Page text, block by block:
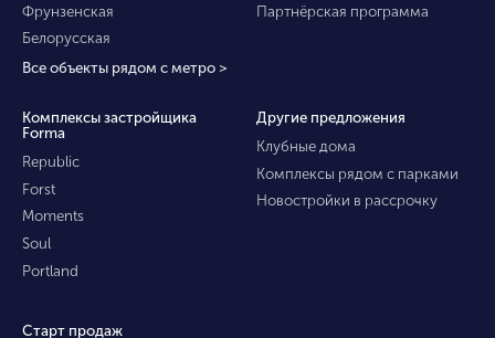
Фрунзенская
Белорусская
Все объекты рядом с метро >
Партнёрская программа
Комплексы застройщика
Forma
Republic
Forst
Moments
Soul
Portland
Другие предложения
Клубные дома
Комплексы рядом с парками
Новостройки в рассрочку
Старт продаж